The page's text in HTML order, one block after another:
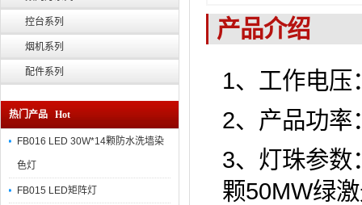
控台系列
烟机系列
配件系列
热门产品 Hot
FB016 LED 30W*14颗防水洗墙染
色灯
FB015 LED矩阵灯
产品介绍
1、工作电压
2、产品功率
3、灯珠参数
颗50MW绿